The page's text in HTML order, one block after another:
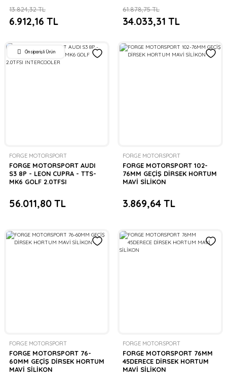
6.912,16 TL
13.824,32 TL
34.033,31 TL
61.878,75 TL
Önsiparişli Ürün
FORGE MOTORSPORT
FORGE MOTORSPORT AUDI
S3 8P - LEON CUPRA - TTS-
MK6 GOLF 2.0TFSI
56.011,80 TL
FORGE MOTORSPORT
FORGE MOTORSPORT 102-
76MM GEÇİŞ DİRSEK HORTUM
MAVİ SİLİKON
3.869,64 TL
FORGE MOTORSPORT
FORGE MOTORSPORT 76-
60MM GEÇİŞ DİRSEK HORTUM
MAVİ SİLİKON
FORGE MOTORSPORT
FORGE MOTORSPORT 76MM
45DERECE DİRSEK HORTUM
MAVİ SİLİKON